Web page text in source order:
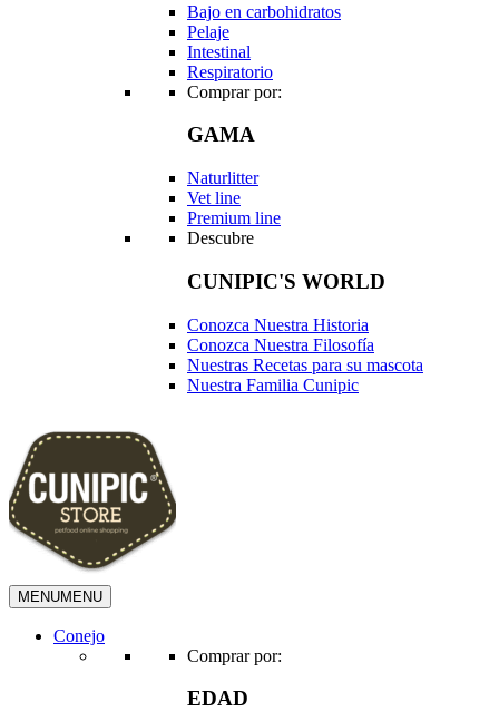
Bajo en carbohidratos
Pelaje
Intestinal
Respiratorio
Comprar por:
GAMA
Naturlitter
Vet line
Premium line
Descubre
CUNIPIC'S WORLD
Conozca Nuestra Historia
Conozca Nuestra Filosofía
Nuestras Recetas para su mascota
Nuestra Familia Cunipic
MENUMENU
Conejo
Comprar por:
EDAD